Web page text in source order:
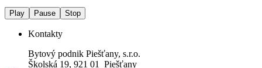
Play Pause Stop
Kontakty
Bytový podnik Piešťany, s.r.o.
Školská 19, 921 01 Piešťany